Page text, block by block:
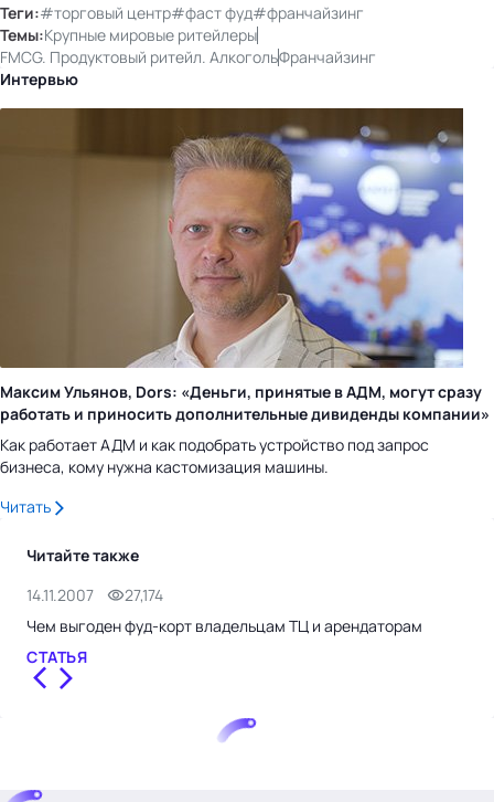
Теги:#торговый центр#фаст фуд#франчайзинг
Темы:Крупные мировые ритейлеры
FMCG. Продуктовый ритейл. АлкогольФранчайзинг
Интервью
Максим Ульянов, Dors: «Деньги, принятые в АДМ, могут сразу
работать и приносить дополнительные дивиденды компании»
Как работает АДМ и как подобрать устройство под запрос
бизнеса, кому нужна кастомизация машины.
Читать
Читайте также
14.11.2007
27,174
Чем выгоден фуд-корт владельцам ТЦ и арендаторам
СТАТЬЯ